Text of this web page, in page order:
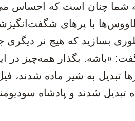
شما چنان است که احساس
با پرهای
بسازید که هیچ نر دیگری
«باشه. بگذار همه‌چیز در
تبدیل به شیر ماده شدند،
شدند و پادشاه